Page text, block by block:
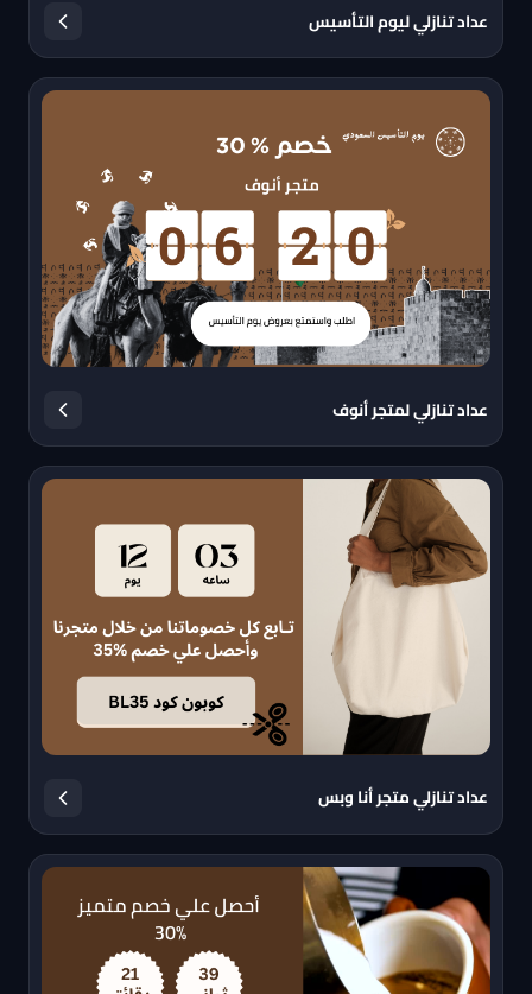
عداد تنازلي ليوم التأسيس
عداد تنازلي لمتجر أنوف
عداد تنازلي متجر أنا وبس